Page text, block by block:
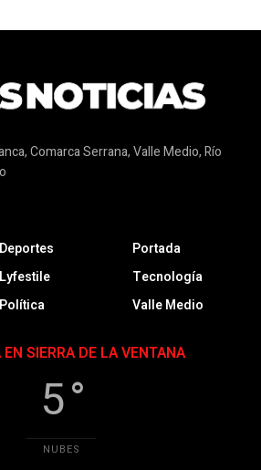
Comarca Serrana, Valle Medio, Río
Deportes
Lyfestile
Política
Portada
Tecnología
Valle Medio
SIERRA DE LA VENTANA
5 °
NUBES